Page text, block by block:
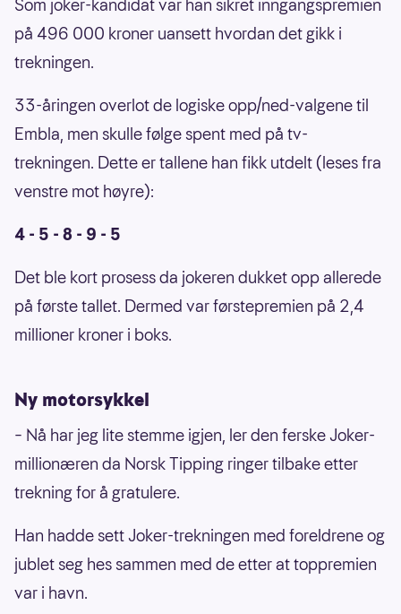
Som joker-kandidat var han sikret inngangspremien
på 496 000 kroner uansett hvordan det gikk i
trekningen.
33-åringen overlot de logiske opp/ned-valgene til
Embla, men skulle følge spent med på tv-
trekningen. Dette er tallene han fikk utdelt (leses fra
venstre mot høyre):
4 - 5 - 8 - 9 - 5
Det ble kort prosess da jokeren dukket opp allerede
på første tallet. Dermed var førstepremien på 2,4
millioner kroner i boks.
Ny motorsykkel
– Nå har jeg lite stemme igjen, ler den ferske Joker-
millionæren da Norsk Tipping ringer tilbake etter
trekning for å gratulere.
Han hadde sett Joker-trekningen med foreldrene og
jublet seg hes sammen med de etter at toppremien
var i havn.